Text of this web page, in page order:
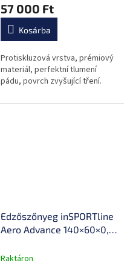
57 000 Ft
Kosárba
Protiskluzová vrstva, prémiový
materiál, perfektní tlumení
pádu, povrch zvyšující tření.
Edzőszőnyeg inSPORTline
Aero Advance 140×60×0,9
vonzó színek, akasztólyuk
Raktáron